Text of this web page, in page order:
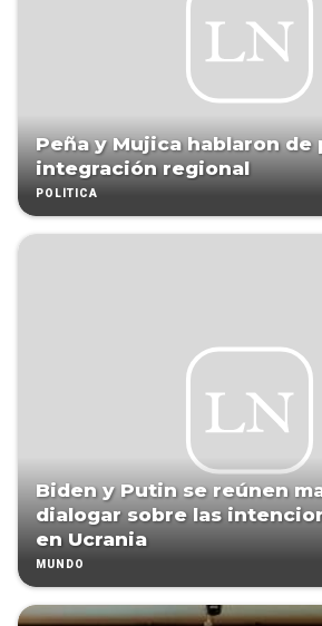
Peña y Mujica hablaron de
integración regional
POLÍTICA
Biden y Putin se reúnen
dialogar sobre las
en Ucrania
MUNDO